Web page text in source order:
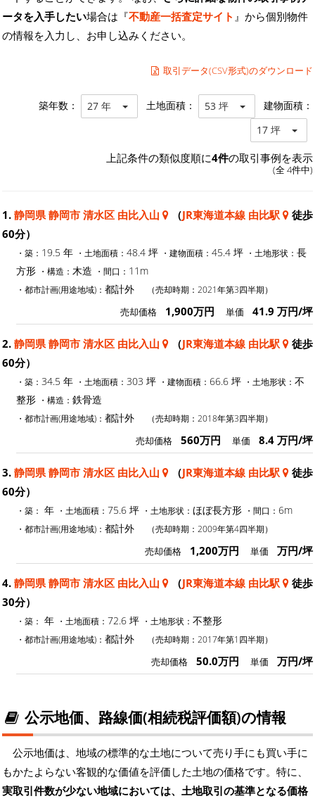
ータを入手したい場合は『不動産一括査定サイト 』から個別物件
の情報を入力し、お申し込みください。
取引データ(CSV形式)のダウンロード
築年数： 27 年 土地面積： 53 坪 建物面積：
17 坪
上記条件の類似度順に4件の取引事例を表示
(全 4件中)
1. 静岡県 静岡市 清水区 由比入山 （JR東海道本線 由比駅
徒歩
60分）
・築： 19.5 年 ・土地面積： 48.4 坪 ・建物面積： 45.4 坪 ・土地形状： 長
方形 ・構造： 木造 ・間口： 11m
・都市計画(用途地域)： 都計外 （売却時期：2021年第3四半期）
売却価格 1,900万円 単価 41.9 万円/坪
2. 静岡県 静岡市 清水区 由比入山 （JR東海道本線 由比駅
徒歩
60分）
・築： 34.5 年 ・土地面積： 303 坪 ・建物面積： 66.6 坪 ・土地形状： 不
整形 ・構造： 鉄骨造
・都市計画(用途地域)： 都計外 （売却時期：2018年第3四半期）
売却価格 560万円 単価 8.4 万円/坪
3. 静岡県 静岡市 清水区 由比入山 （JR東海道本線 由比駅
徒歩
60分）
・築： 年 ・土地面積： 75.6 坪 ・土地形状： ほぼ長方形 ・間口： 6m
・都市計画(用途地域)： 都計外 （売却時期：2009年第4四半期）
売却価格 1,200万円 単価 万円/坪
4. 静岡県 静岡市 清水区 由比入山 （JR東海道本線 由比駅
徒歩
30分）
・築： 年 ・土地面積： 72.6 坪 ・土地形状： 不整形
・都市計画(用途地域)： 都計外 （売却時期：2017年第1四半期）
売却価格 50.0万円 単価 万円/坪
公示地価、路線価(相続税評価額)の情報
公示地価は、地域の標準的な土地について売り手にも買い手に
もかたよらない客観的な価値を評価した土地の価格です。特に、
実取引件数が少ない地域においては、土地取引の基準となる価格